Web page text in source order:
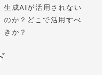
生成AIが活用されない
のか？どこで活用すべ
きか？